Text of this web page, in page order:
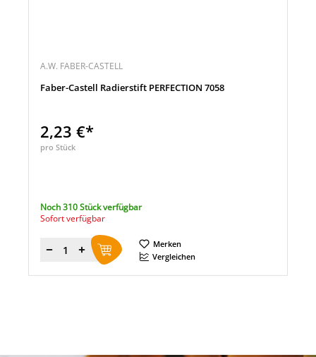
A.W. FABER-CASTELL
Faber-Castell Radierstift PERFECTION 7058
2,23 €*
pro Stück
Noch 310 Stück verfügbar
Sofort verfügbar
Menge
Merken
Vergleichen